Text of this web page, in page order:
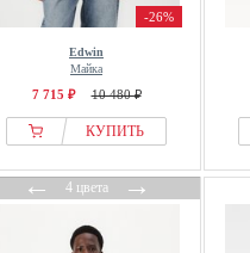
-26%
Edwin
Майка
7 715 ₽ 10 480 ₽
КУПИТЬ
←4 цвета→